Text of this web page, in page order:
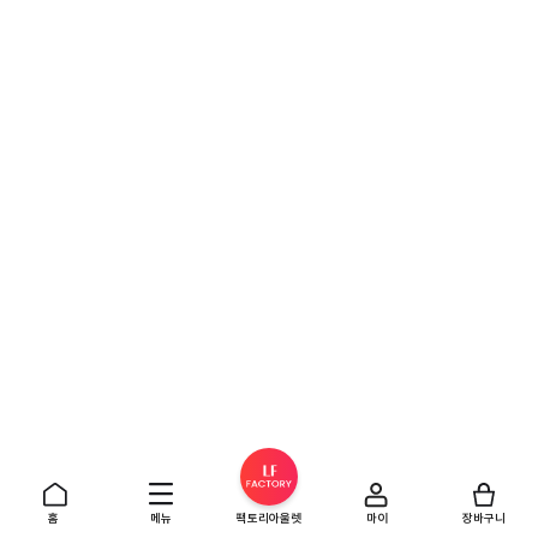
홈 메뉴 팩토리아울렛 마이 장바구니